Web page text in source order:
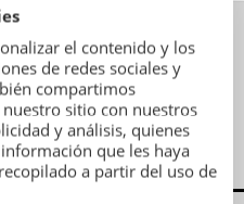
el contenido y los
de redes sociales y
compartimos
sitio con nuestros
y análisis, quienes
que les haya
a partir del uso de